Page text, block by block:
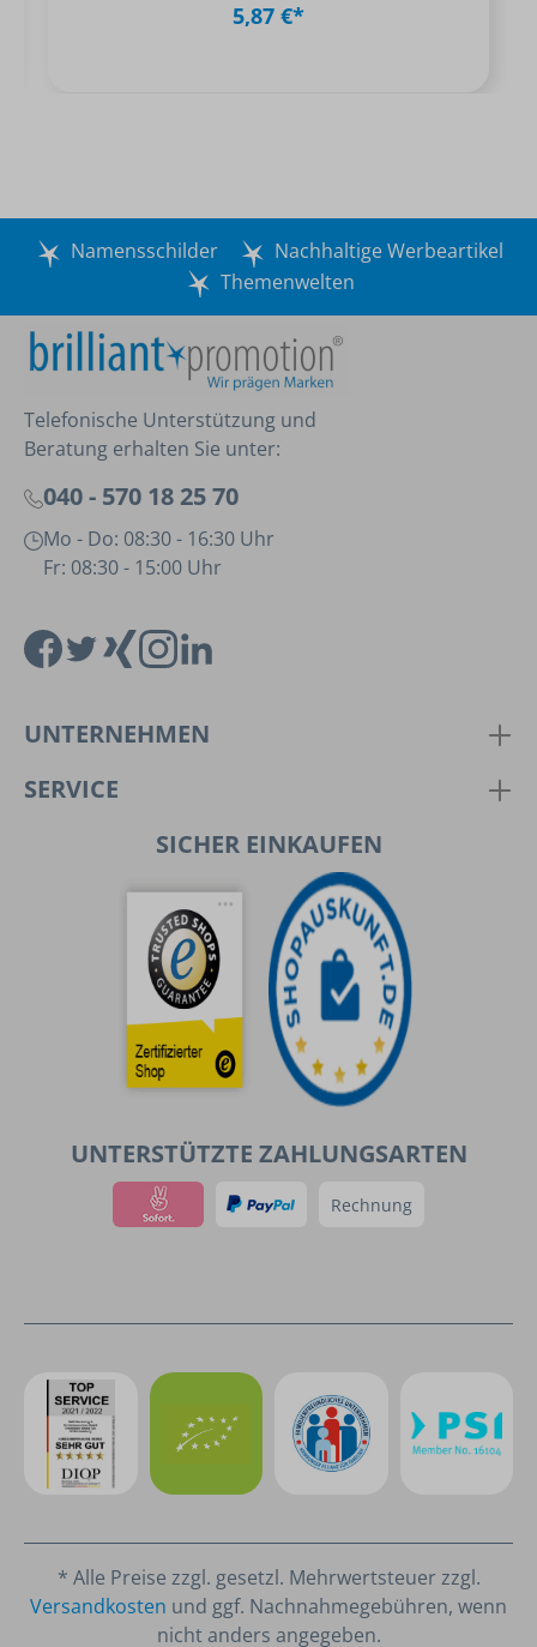
5,87 €*
Namensschilder
Nachhaltige Werbeartikel
Themenwelten
Telefonische Unterstützung und
Beratung erhalten Sie unter:
040 - 570 18 25 70
Mo - Do: 08:30 - 16:30 Uhr
Fr: 08:30 - 15:00 Uhr
UNTERNEHMEN
SERVICE
SICHER EINKAUFEN
UNTERSTÜTZTE ZAHLUNGSARTEN
Rechnung
* Alle Preise zzgl. gesetzl. Mehrwertsteuer zzgl.
Versandkosten und ggf. Nachnahmegebühren, wenn
nicht anders angegeben.